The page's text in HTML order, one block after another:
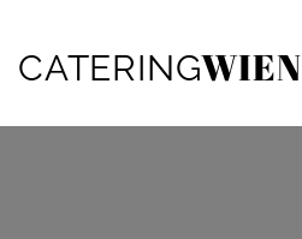
CATERINGWIEN